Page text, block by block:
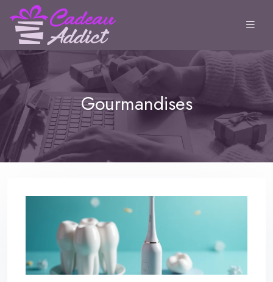
Gourmandises